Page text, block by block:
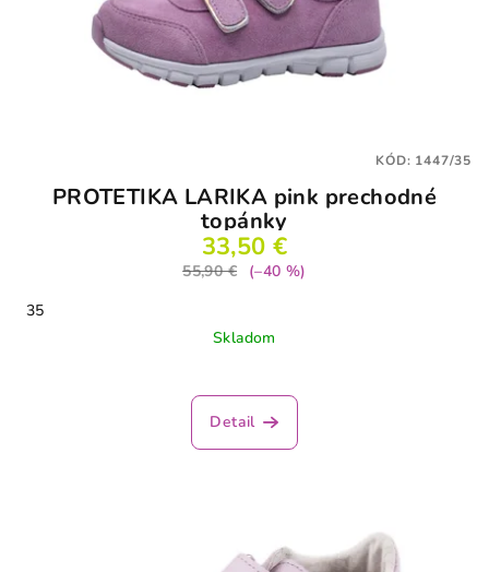
PROTETIKA LARIKA pink prechodné
topánky
33,50 €
55,90 €
(–40 %)
35
Skladom
Detail
KÓD: 1447/35